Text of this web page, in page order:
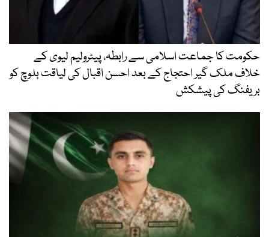
حکومت کا جماعت اسلامی سے رابطہ، پیٹرولیم لیوی کے
خلاف ملک گیر احتجاج کے بعد احسن اقبال کی لیاقت بلوچ کو
بریفنگ کی پیشکش